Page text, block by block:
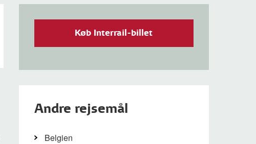
Køb Interrail-billet
Andre rejsemål
Belgien